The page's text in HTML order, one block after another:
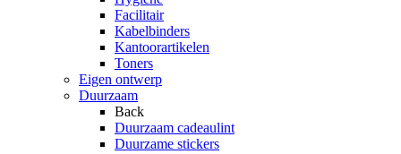
Facilitair
Kabelbinders
Kantoorartikelen
Toners
Eigen ontwerp
Duurzaam
Back
Duurzaam cadeaulint
Duurzame stickers